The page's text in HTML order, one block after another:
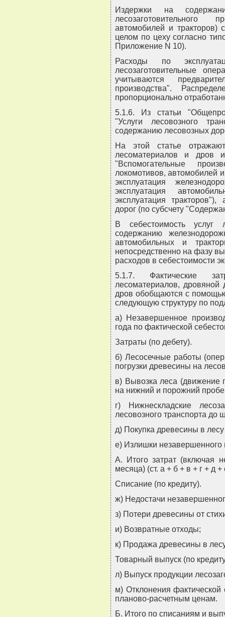
Издержки на
лесозаготовительного
автомобилей и
целом по цеху согласно
Приложение N 10).
Расходы по
лесозаготовительные
учитываются
производства".
пропорционально
5.1.6. Из статьи
"Услуги лесовозного
содержанию лесовозных
На этой статье
лесоматериалов и дров
"Вспомогательные
локомотивов, автомобилей
эксплуатация
эксплуатация
эксплуатация
дорог (по субсчету
В себестоимость
содержанию
автомобильных и
непосредственно на фазу
расходов в себестоимости
5.1.7. Фактические
лесоматериалов, дровяной
дров обобщаются с
следующую структуру по
а) Незавершенное
года по фактической
Затраты (по дебету).
б) Лесосечные работы
погрузки древесины на
в) Вывозка леса (движение
на нижний и порожний
г) Нижнескладские
лесовозного транспорта до
д) Покупка древесины в
е) Излишки незавершенного
А. Итого затрат (включая
месяца) (ст. а + б + в + г + д +
Списание (по кредиту).
ж) Недостачи
з) Потери древесины от
и) Возвратные отходы;
к) Продажа древесины в
Товарный выпуск (по
л) Выпуск продукции
м) Отклонения фактической
планово-расчетным ценам.
Б. Итого по списаниям и